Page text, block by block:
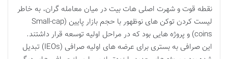
نقطه قوت و شهرت اصلی هات بیت در میان معامله گران، به خاطر
لیست کردن توکن های نوظهور با حجم بازار پایین (Small-cap
coins) و پروژه هایی بود که در مراحل اولیه توسعه قرار داشتند.
این صرافی به بستری برای عرضه های اولیه صرافی (IEOs) تبدیل